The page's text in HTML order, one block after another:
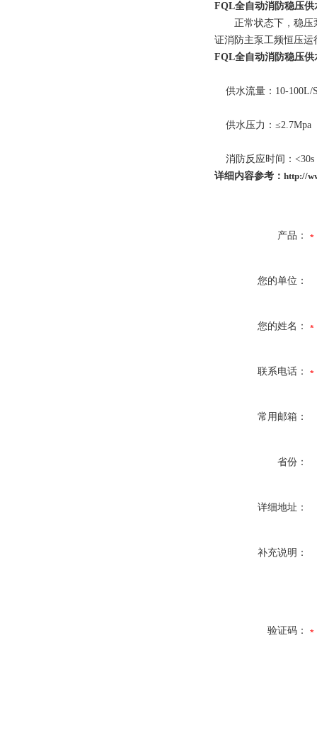
FQL全自动消防稳压
正常状态下，稳压泵
证消防主泵工频恒压运
FQL全自动消防稳压供
供水流量：10-100L/
供水压力：≤2.7Mpa
消防反应时间：<30s
详细内容参考： http://
产品：
您的单位：
您的姓名：
联系电话：
常用邮箱：
省份：
详细地址：
补充说明：
验证码：